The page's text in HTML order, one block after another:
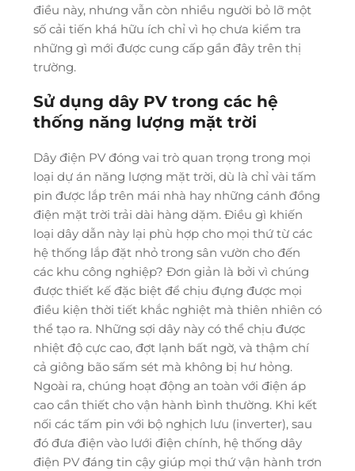
điều này, nhưng vẫn còn nhiều người bỏ lỡ một
số cải tiến khá hữu ích chỉ vì họ chưa kiểm tra
những gì mới được cung cấp gần đây trên thị
trường.
Sử dụng dây PV trong các hệ
thống năng lượng mặt trời
Dây điện PV đóng vai trò quan trọng trong mọi
loại dự án năng lượng mặt trời, dù là chỉ vài tấm
pin được lắp trên mái nhà hay những cánh đồng
điện mặt trời trải dài hàng dặm. Điều gì khiến
loại dây dẫn này lại phù hợp cho mọi thứ từ các
hệ thống lắp đặt nhỏ trong sân vườn cho đến
các khu công nghiệp? Đơn giản là bởi vì chúng
được thiết kế đặc biệt để chịu đựng được mọi
điều kiện thời tiết khắc nghiệt mà thiên nhiên có
thể tạo ra. Những sợi dây này có thể chịu được
nhiệt độ cực cao, đợt lạnh bất ngờ, và thậm chí
cả giông bão sấm sét mà không bị hư hỏng.
Ngoài ra, chúng hoạt động an toàn với điện áp
cao cần thiết cho vận hành bình thường. Khi kết
nối các tấm pin với bộ nghịch lưu (inverter), sau
đó đưa điện vào lưới điện chính, hệ thống dây
điện PV đáng tin cậy giúp mọi thứ vận hành trơn